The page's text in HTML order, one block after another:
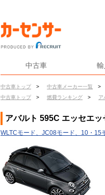
中古車
中古車トップ > 中古車メーカー一覧 >
中古車トップ
> 燃費ランキング > ア
アバルト 595C エッセエッ
WLTCモード、JC08モード、10・15